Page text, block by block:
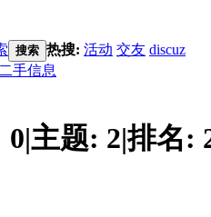
搜索 热搜: 活动 交友 discuz
二手信息
0|主题: 2|排名: